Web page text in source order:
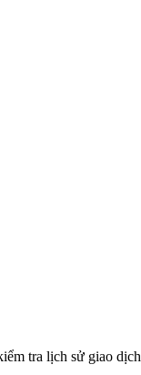
tra lịch sử giao